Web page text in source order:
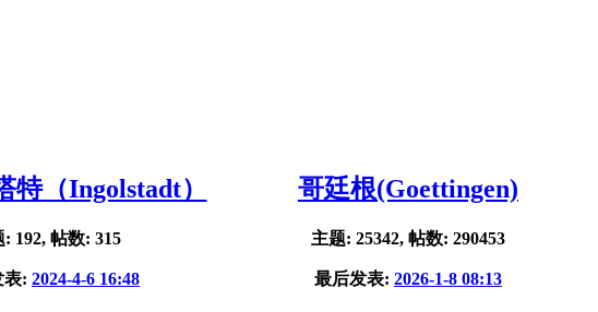
特（Ingolstadt）
: 192, 帖数: 315
表: 2024-4-6 16:48
哥廷根(Goettingen)
主题: 25342, 帖数: 290453
最后发表: 2026-1-8 08:13